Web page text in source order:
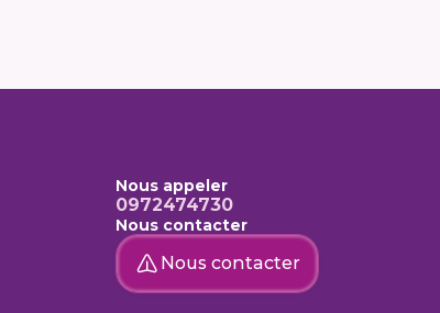
Nous appeler
0972474730
Nous contacter
Nous contacter